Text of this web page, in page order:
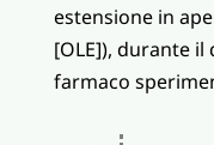
estensione in
[OLE]), durante
farmaco